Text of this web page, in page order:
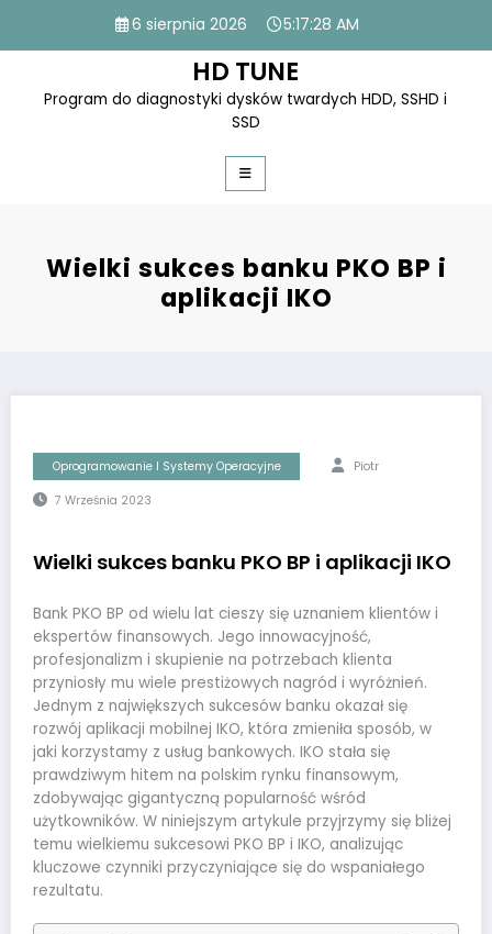
content
6 sierpnia 2026 5:17:28 AM
HD TUNE
Program do diagnostyki dysków twardych HDD, SSHD i
SSD
Wielki sukces banku PKO BP i
aplikacji IKO
Oprogramowanie I Systemy Operacyjne Piotr
7 Września 2023
Wielki sukces banku PKO BP i aplikacji IKO
Bank PKO BP od wielu lat cieszy się uznaniem klientów i
ekspertów finansowych. Jego innowacyjność,
profesjonalizm i skupienie na potrzebach klienta
przyniosły mu wiele prestiżowych nagród i wyróżnień.
Jednym z największych sukcesów banku okazał się
rozwój aplikacji mobilnej IKO, która zmieniła sposób, w
jaki korzystamy z usług bankowych. IKO stała się
prawdziwym hitem na polskim rynku finansowym,
zdobywając gigantyczną popularność wśród
użytkowników. W niniejszym artykule przyjrzymy się bliżej
temu wielkiemu sukcesowi PKO BP i IKO, analizując
kluczowe czynniki przyczyniające się do wspaniałego
rezultatu.